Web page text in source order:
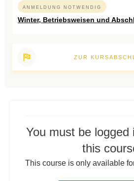
You must be logged
this
This course is only available
ANMELDUNG NOTWENDIG
Winter, Betriebsweisen und
ZUR